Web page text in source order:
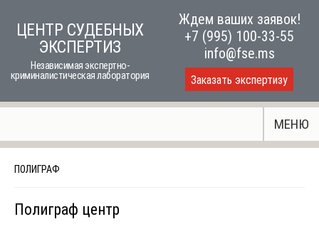
ЦЕНТР СУДЕБНЫХ
ЭКСПЕРТИЗ
Независимая экспертно-
криминалистическая лаборатория
Ждем ваших заявок!
+7 (995) 100-33-55
info@fse.ms
Заказать экспертизу
МЕНЮ
ПОЛИГРАФ
Полиграф центр